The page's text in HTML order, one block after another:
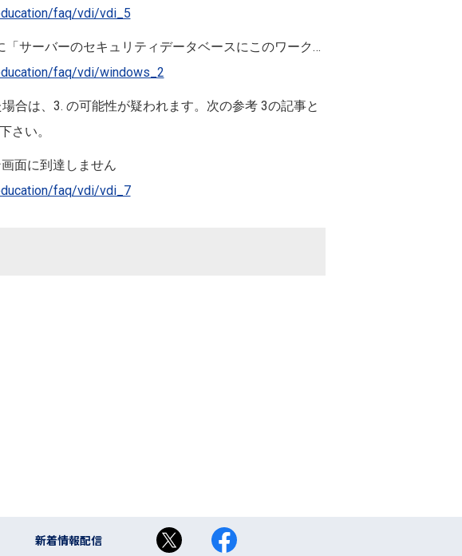
faq/vdi/vdi_5
「サーバーのセキュリティデータベースにこのワーク…
faq/vdi/windows_2
合は、3. の可能性が疑われます。次の参考 3の記事と
さい。
面に到達しません
faq/vdi/vdi_7
新着情報配信